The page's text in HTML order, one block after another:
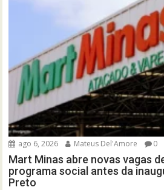
ago 6, 2026 Mateus Del'Amore 0
Mart Minas abre novas vagas
programa social antes da
Preto